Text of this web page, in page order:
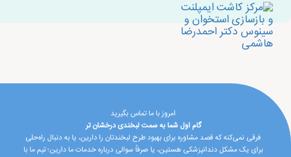
امروز با ما تماس بگیرید
گام اول شما به سمت لبخندی درخشان تر
فرقی نمی‌کنه که قصد مشاوره برای بهبود طرح لبخندتان را دارین، یا به دنبال راه‌حلی
برای یک مشکل دندانپزشکی هستین، یا صرفاً سوالی درباره خدمات ما دارین؛ تیم ما با